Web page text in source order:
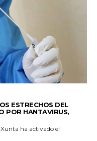
ESTRECHOS DEL
POR HANTAVIRUS,
ha activado el